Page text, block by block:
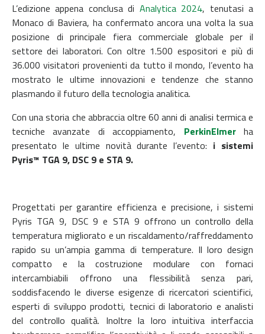
L’edizione appena conclusa di Analytica 2024, tenutasi a
Monaco di Baviera, ha confermato ancora una volta la sua
posizione di principale fiera commerciale globale per il
settore dei laboratori. Con oltre 1.500 espositori e più di
36.000 visitatori provenienti da tutto il mondo, l’evento ha
mostrato le ultime innovazioni e tendenze che stanno
plasmando il futuro della tecnologia analitica.
Con una storia che abbraccia oltre 60 anni di analisi termica e
tecniche avanzate di accoppiamento, PerkinElmerha
presentato le ultime novità durante l’evento: i sistemi
Pyris™ TGA 9, DSC 9 e STA 9.
Progettati per garantire efficienza e precisione, i sistemi
Pyris TGA 9, DSC 9 e STA 9 offrono un controllo della
temperatura migliorato e un riscaldamento/raffreddamento
rapido su un’ampia gamma di temperature. Il loro design
compatto e la costruzione modulare con fornaci
intercambiabili offrono una flessibilità senza pari,
soddisfacendo le diverse esigenze di ricercatori scientifici,
esperti di sviluppo prodotti, tecnici di laboratorio e analisti
del controllo qualità. Inoltre la loro intuitiva interfaccia